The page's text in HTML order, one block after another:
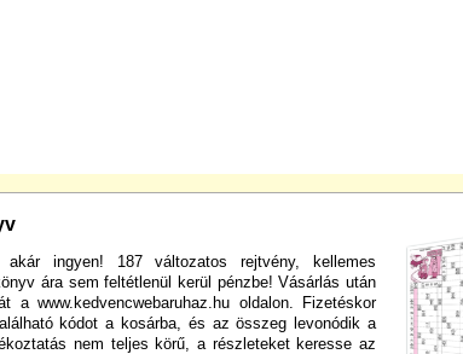
ingyen! 187 változatos rejtvény, kellemes
ára sem feltétlenül kerül pénzbe! Vásárlás után
a www.kedvencwebaruhaz.hu oldalon. Fizetéskor
kódot a kosárba, és az összeg levonódik a
nem teljes körű, a részleteket keresse az